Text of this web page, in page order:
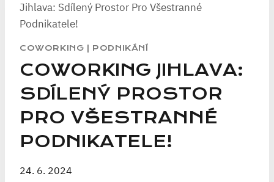
Jihlava: Sdílený Prostor Pro Všestranné
Podnikatele!
COWORKING PODNIKÁNÍ
COWORKING JIHLAVA:
SDÍLENÝ PROSTOR
PRO VŠESTRANNÉ
PODNIKATELE!
24. 6. 2024